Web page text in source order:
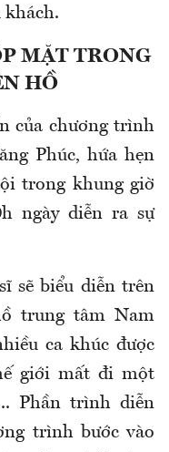
khách.
MẶT TRONG
HỒ
của chương trình
Phúc, hứa hẹn
trong khung giờ
ngày diễn ra sự
sẽ biểu diễn trên
trung tâm Nam
ca khúc được
giới mất đi một
Phần trình diễn
trình bước vào